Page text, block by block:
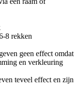
8 rekken
geen effect omdat
en verkleuring
teveel effect en zijn